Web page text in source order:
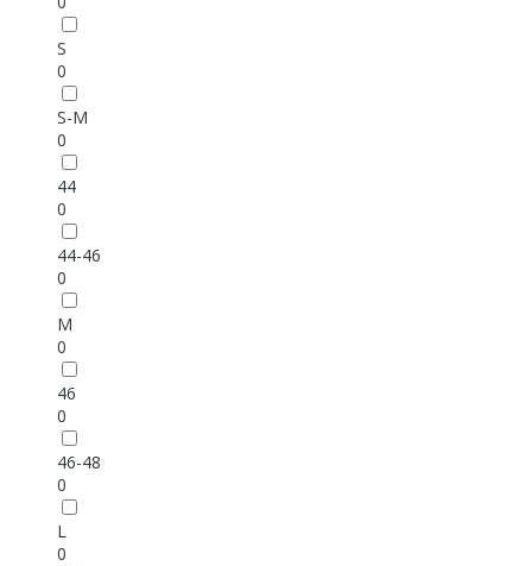
S
0
S-M
0
44
0
44-46
0
M
0
46
0
46-48
0
L
0